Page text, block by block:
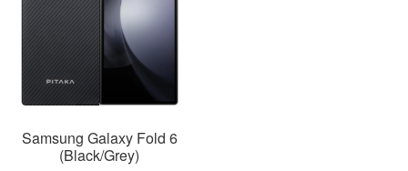
Samsung Galaxy Fold 6
(Black/Grey)